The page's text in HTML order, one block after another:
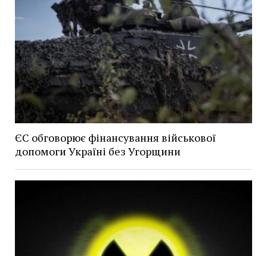
ЄС обговорює фінансування військової
допомоги Україні без Угорщини